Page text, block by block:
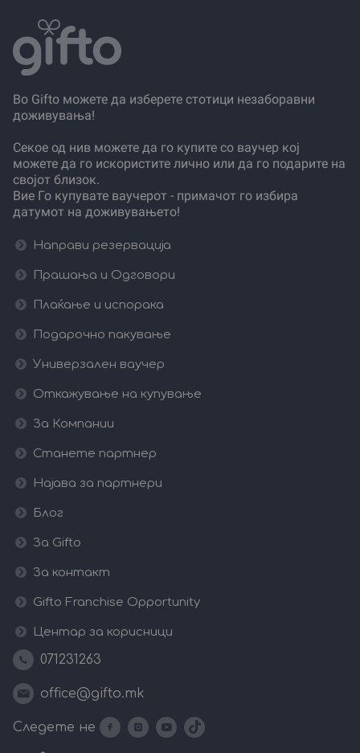
Во Gifto можете да изберете стотици незаборавни
доживувања!
Секое од нив можете да го купите со ваучер кој
можете да го искористите лично или да го подарите на
својот близок.
Вие Го купувате ваучерот - примачот го избира
датумот на доживувањето!
Направи резервација
Прашања и Одговори
Плаќање и испорака
Подарочно пакување
Универзален ваучер
Откажување на купување
За Компании
Станете партнер
Најава за партнери
Блог
За Gifto
За контакт
Gifto Franchise Opportunity
Центар за корисници
071231263
office@gifto.mk
Следете не